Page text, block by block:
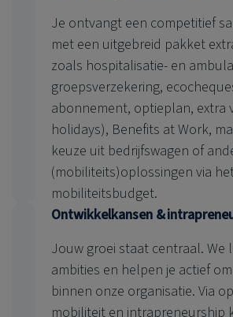
Je ontvangt een competitief
met een uitgebreid pakket
zoals hospitalisatie- en
groepsverzekering,
abonnement, optieplan, extra
holidays), Benefits at Work,
keuze uit bedrijfswagen of
(mobiliteits)oplossingen via
mobiliteitsbudget.
Ontwikkelkansen &
Jouw groei staat centraal. We
ambities en helpen je actief
binnen onze organisatie. Via
mobiliteit en intrapreneurship